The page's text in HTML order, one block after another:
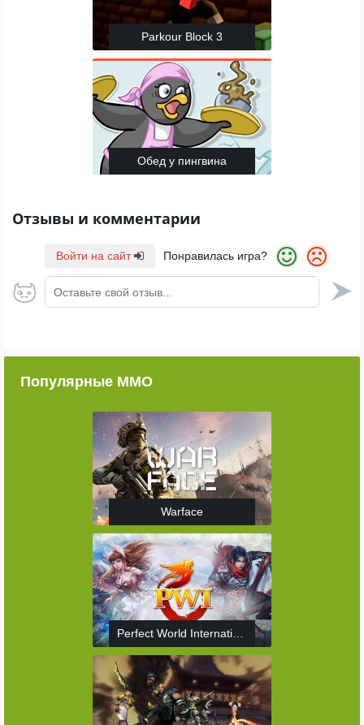
Parkour Block 3
Обед у пингвина
Отзывы и комментарии
Войти на сайт Понравилась игра?
Оставьте свой отзыв...
Популярные ММО
Warface
Perfect World International